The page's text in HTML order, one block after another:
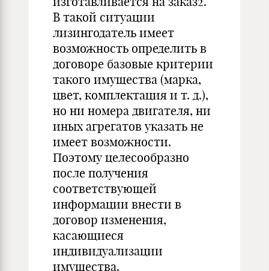
В такой ситуации
лизингодатель имеет
возможность определить в
договоре базовые критерии
такого имущества (марка,
цвет, комплектация и т. д.),
но ни номера двигателя, ни
иных агрегатов указать не
имеет возможности.
Поэтому целесообразно
после получения
соответствующей
информации внести в
договор изменения,
касающиеся
индивидуализации
имущества.